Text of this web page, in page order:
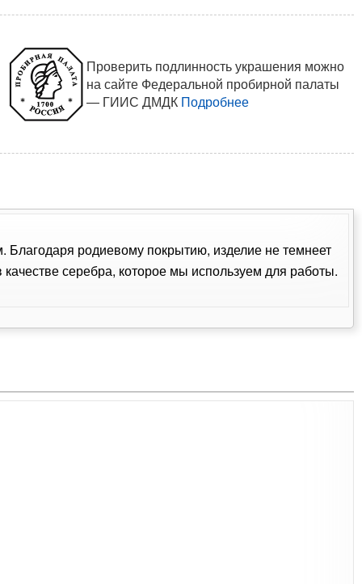
Проверить подлинность украшения можно
на сайте Федеральной пробирной палаты
— ГИИС ДМДК Подробнее
Благодаря родиевому покрытию, изделие не темнеет
серебра, которое мы используем для работы.